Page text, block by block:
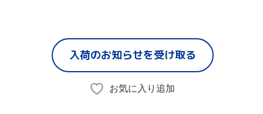
入荷のお知らせを受け取る
お気に入り追加